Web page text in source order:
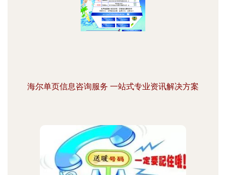
海尔单页信息咨询服务 一站式专业资讯解决方案